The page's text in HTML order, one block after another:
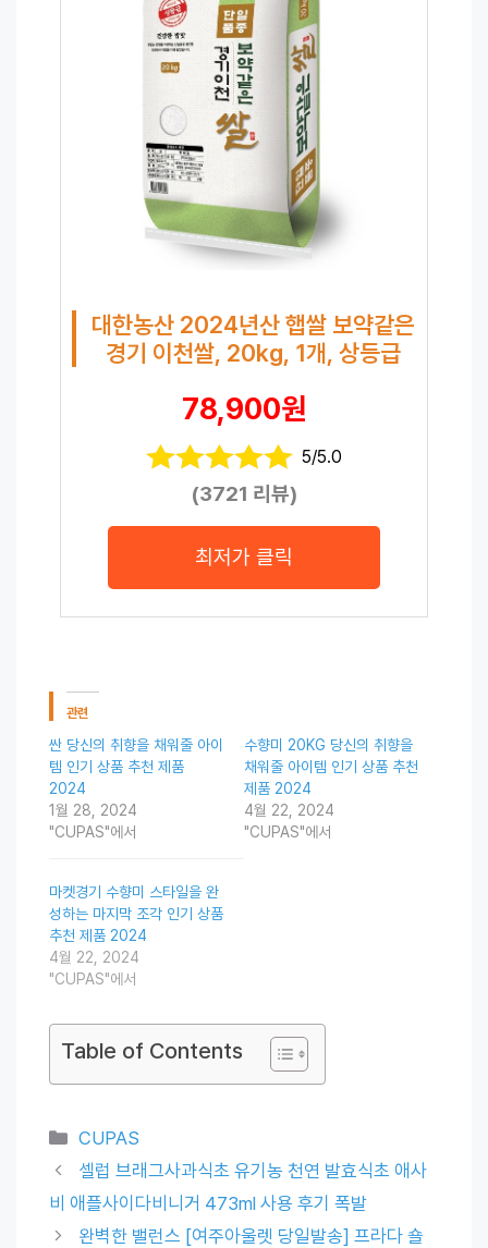
대한농산 2024년산 햅쌀 보약같은
경기 이천쌀, 20kg, 1개, 상등급
78,900원
5/5.0
(3721 리뷰)
최저가 클릭
관련
싼 당신의 취향을 채워줄 아이
템 인기 상품 추천 제품
2024
1월 28, 2024
"CUPAS"에서
수향미 20KG 당신의 취향을
채워줄 아이템 인기 상품 추천
제품 2024
4월 22, 2024
"CUPAS"에서
마켓경기 수향미 스타일을 완
성하는 마지막 조각 인기 상품
추천 제품 2024
4월 22, 2024
"CUPAS"에서
Table of Contents
Categories
CUPAS
셀럽 브래그사과식초 유기농 천연 발효식초 애사
비 애플사이다비니거 473ml 사용 후기 폭발
완벽한 밸런스 [여주아울렛 당일발송] 프라다 숄